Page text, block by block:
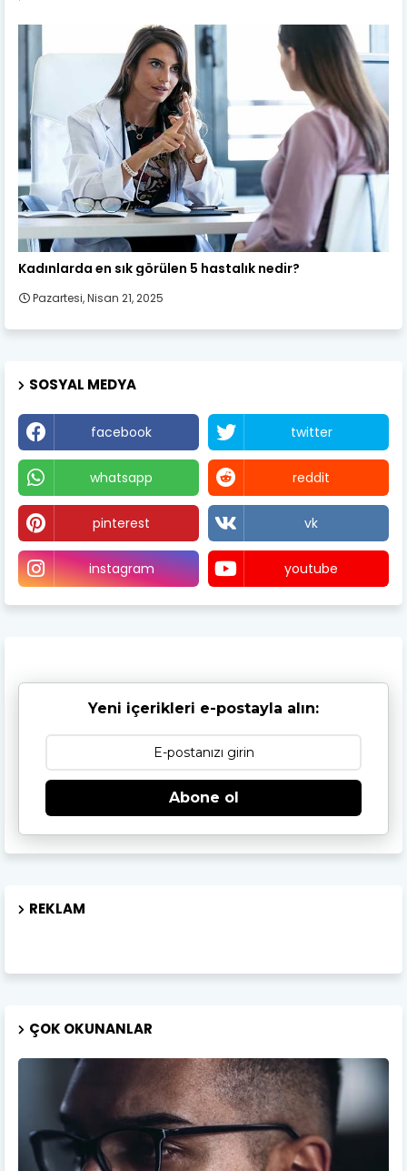
Kadın Sağlığı
Kadınlarda en sık görülen 5 hastalık nedir?
Pazartesi, Nisan 21, 2025
SOSYAL MEDYA
facebook twitter
whatsapp reddit
pinterest vk
instagram youtube
Yeni içerikleri e-postayla alın:
Abone ol
REKLAM
ÇOK OKUNANLAR